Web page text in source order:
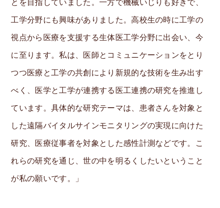
とを目指していました。一方で機械いじりも好きで、
工学分野にも興味がありました。高校生の時に工学の
視点から医療を支援する生体医工学分野に出会い、今
に至ります。私は、医師とコミュニケーションをとり
つつ医療と工学の共創により新規的な技術を生み出す
べく、医学と工学が連携する医工連携の研究を推進し
ています。具体的な研究テーマは、患者さんを対象と
した遠隔バイタルサインモニタリングの実現に向けた
研究、医療従事者を対象とした感性計測などです。こ
れらの研究を通じ、世の中を明るくしたいということ
が私の願いです。」